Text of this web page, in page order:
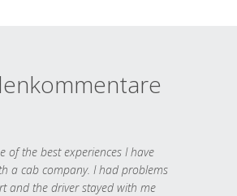
of the best experiences I have
a cab company. I had problems
and the driver stayed with me